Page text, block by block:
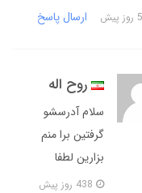
ارسال پاسخ
روح اله
سلام آدرسشو
گرفتین برا منم
بزارین لطفا